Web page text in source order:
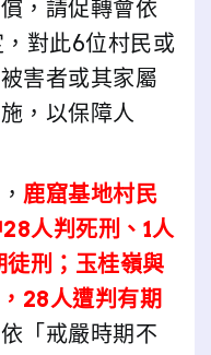
，請促轉會依
對此6位村民或
害者或其家屬
，以保障人
鹿窟基地村民
人判死刑、1人
刑；玉桂嶺與
28人遭判有期
「戒嚴時期不